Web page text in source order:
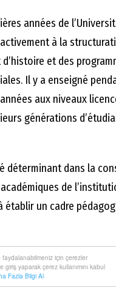
için çerezler
giriş yaparak çerez kullanımını kabul
Fazla Bilgi Al
années de
à la
et des
Il y a enseigné
aux niveaux
générations
déterminant dans la
de
établir un cadre